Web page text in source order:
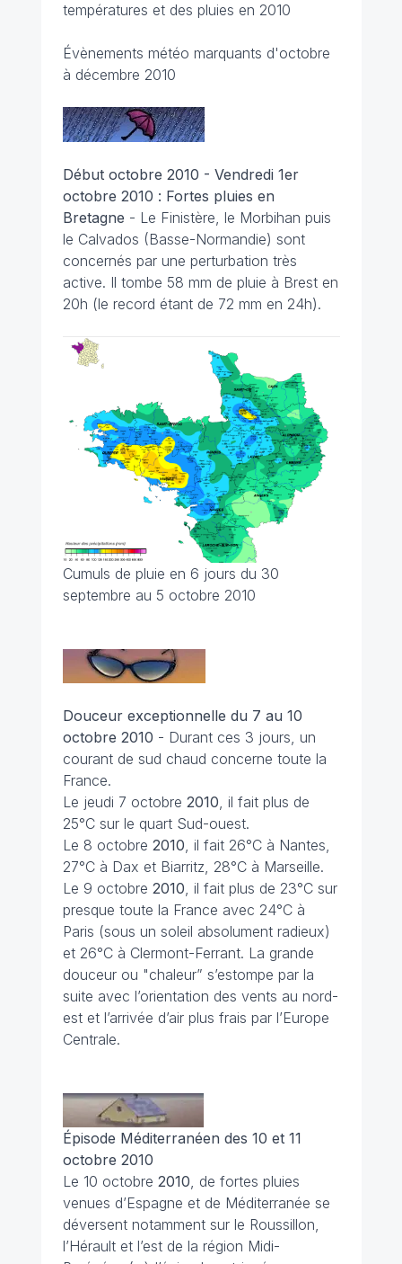
températures et des pluies en 2010
Évènements météo marquants d'octobre
à décembre 2010
Début octobre 2010 - Vendredi 1er
octobre 2010 : Fortes pluies en
Bretagne - Le Finistère, le Morbihan puis
le Calvados (Basse-Normandie) sont
concernés par une perturbation très
active. Il tombe 58 mm de pluie à Brest en
20h (le record étant de 72 mm en 24h).
Cumuls de pluie en 6 jours du 30
septembre au 5 octobre 2010
Douceur exceptionnelle du 7 au 10
octobre 2010 - Durant ces 3 jours, un
courant de sud chaud concerne toute la
France.
Le jeudi 7 octobre 2010 , il fait plus de
25°C sur le quart Sud-ouest.
Le 8 octobre 2010 , il fait 26°C à Nantes,
27°C à Dax et Biarritz, 28°C à Marseille.
Le 9 octobre 2010 , il fait plus de 23°C sur
presque toute la France avec 24°C à
Paris (sous un soleil absolument radieux)
et 26°C à Clermont-Ferrant. La grande
douceur ou "chaleur” s’estompe par la
suite avec l’orientation des vents au nord-
est et l’arrivée d’air plus frais par l’Europe
Centrale.
Épisode Méditerranéen des 10 et 11
octobre 2010
Le 10 octobre 2010 , de fortes pluies
venues d’Espagne et de Méditerranée se
déversent notamment sur le Roussillon,
l’Hérault et l’est de la région Midi-